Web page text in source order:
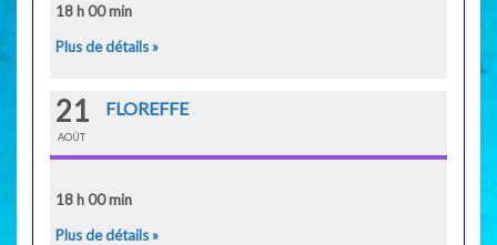
18 h 00 min
Plus de détails »
21
AOÛT
FLOREFFE
18 h 00 min
Plus de détails »